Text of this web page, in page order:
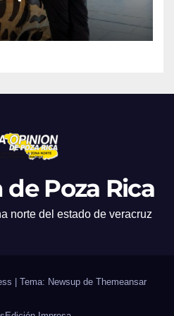
arte
Poza Rica
norte del estado de veracruz
Tema: Newsup de Themeansar